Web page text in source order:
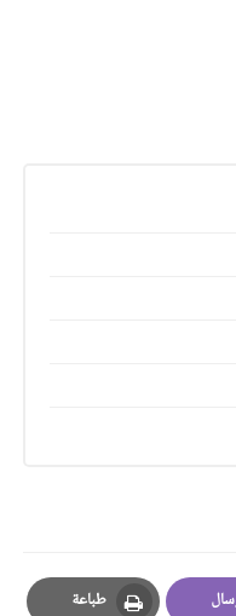
طباعة